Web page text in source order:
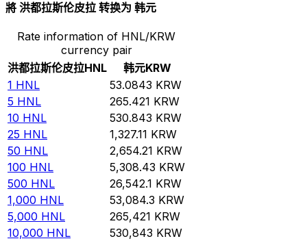
將 洪都拉斯伦皮拉 转换为 韩元
Rate information of HNL/KRW
currency pair
洪都拉斯伦皮拉HNL 韩元KRW
1 HNL 53.0843 KRW
5 HNL 265.421 KRW
10 HNL 530.843 KRW
25 HNL 1,327.11 KRW
50 HNL 2,654.21 KRW
100 HNL 5,308.43 KRW
500 HNL 26,542.1 KRW
1,000 HNL 53,084.3 KRW
5,000 HNL 265,421 KRW
10,000 HNL 530,843 KRW